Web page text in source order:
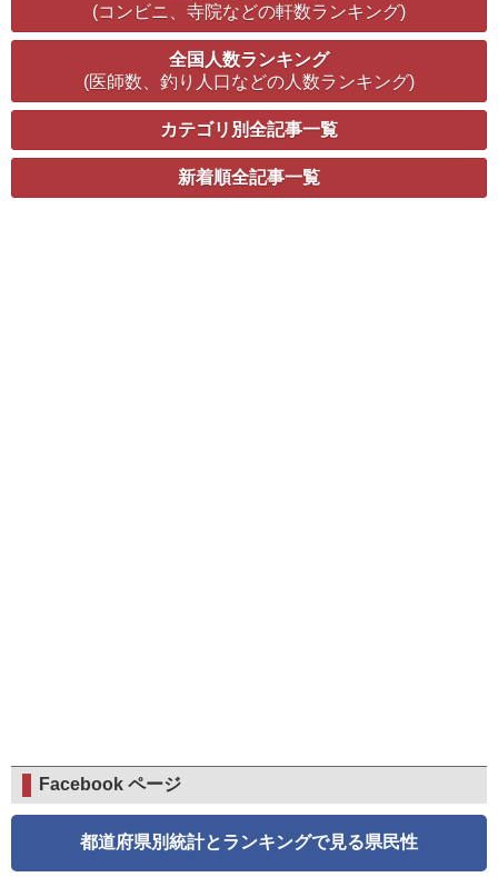
(コンビニ、寺院などの軒数ランキング)
全国人数ランキング
(医師数、釣り人口などの人数ランキング)
カテゴリ別全記事一覧
新着順全記事一覧
Facebook ページ
都道府県別統計とランキングで見る県民性